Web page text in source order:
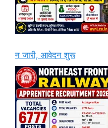
न जारी, आवेदन शुरू